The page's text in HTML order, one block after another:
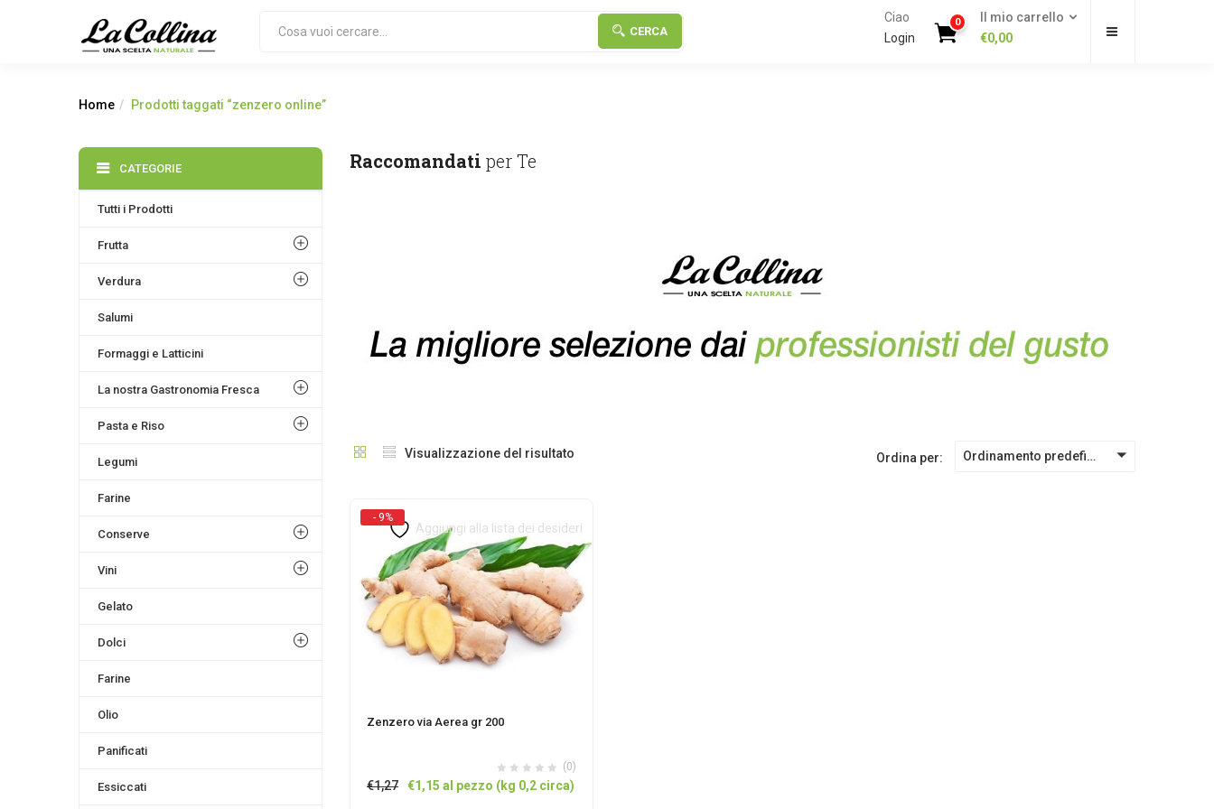
CERCA
Ciao
Login
0
Il mio carrello
€0,00
Home Prodotti taggati “zenzero online”
Raccomandati per Te
Visualizzazione del risultato Ordina per: Ordinamento predefinito
- 9%
Aggiungi alla lista dei desideri
Zenzero via Aerea gr 200
(0)
€1,27
Il
€1,15 Ilal pezzo (kg 0,2 circa)
CATEGORIE
Tutti i Prodotti
Frutta
Verdura
Salumi
Formaggi e Latticini
La nostra Gastronomia Fresca
Pasta e Riso
Legumi
Farine
Conserve
Vini
Gelato
Dolci
Farine
Olio
Panificati
Essiccati